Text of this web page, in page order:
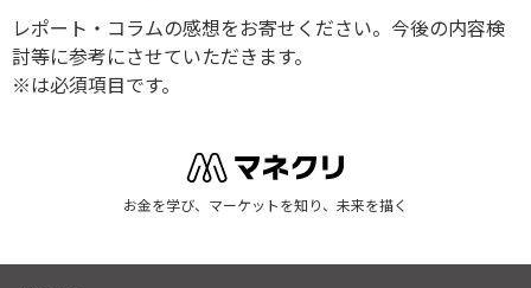
レポート・コラムの感想をお寄せください。今後の内容検
討等に参考にさせていただきます。
※は必須項目です。
お金を学び、マーケットを知り、未来を描く